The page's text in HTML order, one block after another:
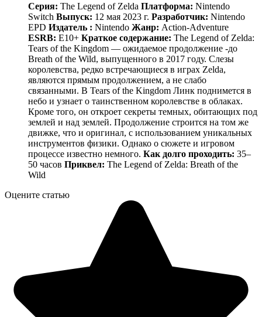
Серия: The Legend of Zelda Платформа: Nintendo
Switch Выпуск: 12 мая 2023 г. Разработчик: Nintendo
EPD Издатель : Nintendo Жанр: Action-Adventure
ESRB: E10+ Краткое содержание: The Legend of Zelda:
Tears of the Kingdom — ожидаемое продолжение -до
Breath of the Wild, выпущенного в 2017 году. Слезы
королевства, редко встречающиеся в играх Zelda,
являются прямым продолжением, а не слабо
связанными. В Tears of the Kingdom Линк поднимется в
небо и узнает о таинственном королевстве в облаках.
Кроме того, он откроет секреты темных, обитающих под
землей и над землей. Продолжение строится на том же
движке, что и оригинал, с использованием уникальных
инструментов физики. Однако о сюжете и игровом
процессе известно немного. Как долго проходить: 35–
50 часов Приквел: The Legend of Zelda: Breath of the
Wild
Оцените статью